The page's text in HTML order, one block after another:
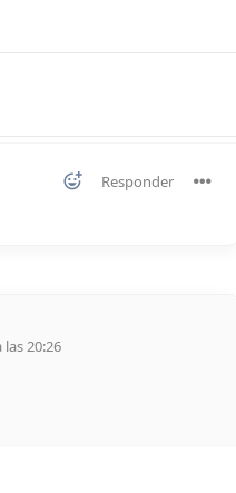
Responder
20:26